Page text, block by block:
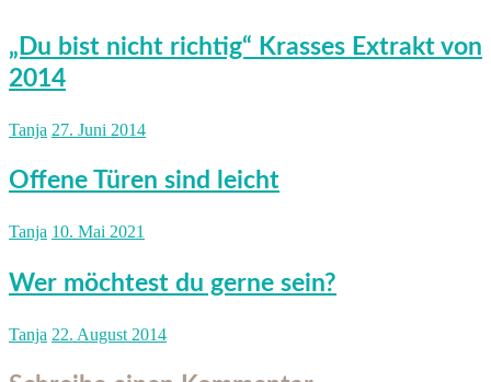
„Du bist nicht richtig“ Krasses Extrakt von
2014
Tanja 27. Juni 2014
Offene Türen sind leicht
Tanja 10. Mai 2021
Wer möchtest du gerne sein?
Tanja 22. August 2014